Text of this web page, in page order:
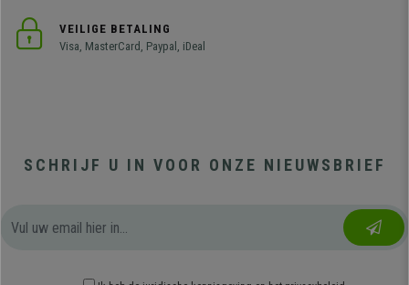
VEILIGE BETALING
Visa, MasterCard, Paypal, iDeal
SCHRIJF U IN VOOR ONZE NIEUWSBRIEF